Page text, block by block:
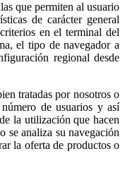
que permiten al usuario
de carácter general
en el terminal del
el tipo de navegador a
regional desde
tratadas por nosotros o
de usuarios y así
la utilización que hacen
se analiza su navegación
la oferta de productos o